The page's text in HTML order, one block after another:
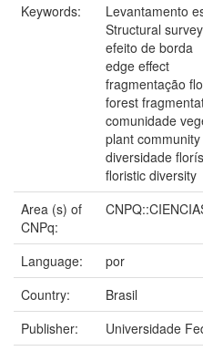
Keywords:
Levantamento
Structural survey
efeito de borda
edge effect
fragmentação
forest
comunidade
plant community
diversidade
floristic diversity
Area (s) of
CNPq:
Language:
por
Country:
Brasil
Publisher:
Universidade